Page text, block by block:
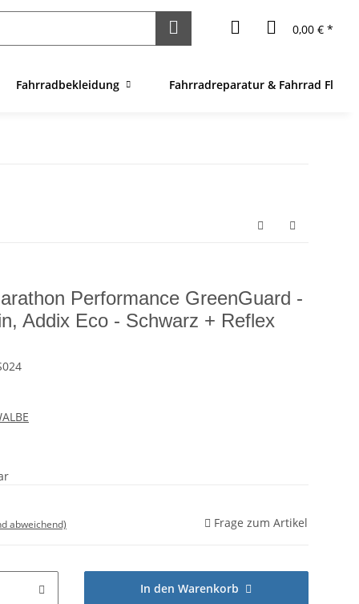
0,00 € *
Fahrradbekleidung Fahrradreparatur & Fahrrad
Performance GreenGuard -
Addix Eco - Schwarz + Reflex
abweichend) Frage zum Artikel
In den Warenkorb